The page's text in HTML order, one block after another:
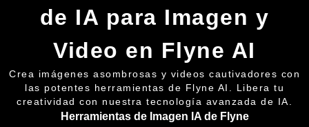
de IA para Imagen y
Video en Flyne AI
Crea imágenes asombrosas y videos cautivadores con
las potentes herramientas de Flyne AI. Libera tu
creatividad con nuestra tecnología avanzada de IA.
Herramientas de Imagen IA de Flyne